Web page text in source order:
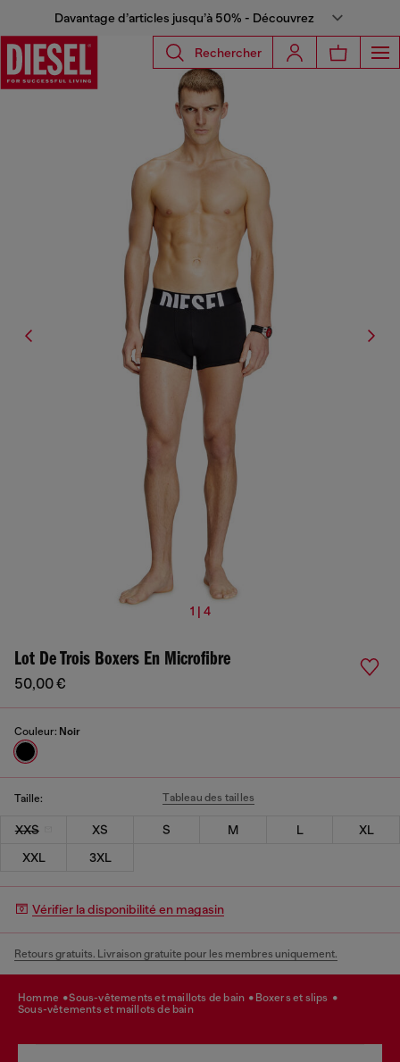
Davantage d’articles jusqu’à 50% - Découvrez
Rechercher
1 | 4
Lot De Trois Boxers En Microfibre
50,00 €
Couleur: Noir
Taille: Tableau des tailles
XXS XS S M L
XL
XXL
3XL
Vérifier la disponibilité en magasin
Retours gratuits. Livraison gratuite pour les membres uniquement.
homme sous-vêtements et maillots de bain
boxers et slips
sous-vêtements et maillots de bain